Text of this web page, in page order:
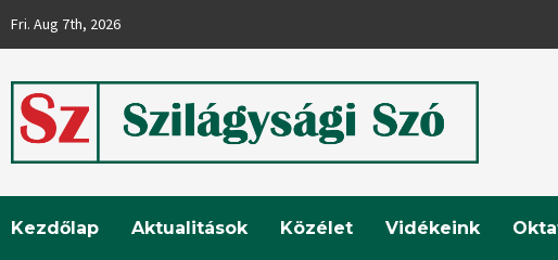
Fri. Aug 7th, 2026
Szilágysági
Kezdőlap Aktualitások Közélet Vidékeink